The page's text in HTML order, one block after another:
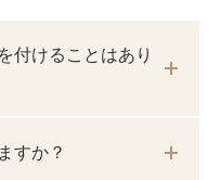
付けることはあり
すか？